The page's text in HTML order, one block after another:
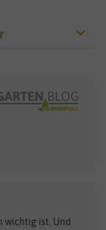
Pots
wichtig ist. Und